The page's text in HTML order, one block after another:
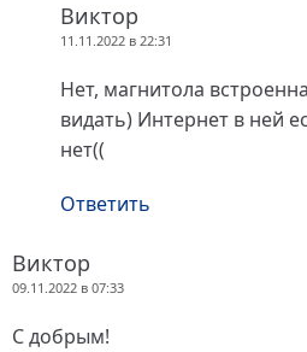
Виктор
11.11.2022 в 22:31
Нет, магнитола
видать) Интернет в ней
нет((
Ответить
Виктор
09.11.2022 в 07:33
С добрым!